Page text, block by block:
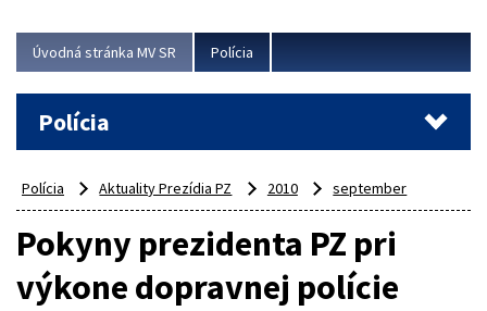
Úvodná stránka MV SR Polícia
Polícia
Polícia Aktuality Prezídia PZ 2010 september
Pokyny prezidenta PZ pri
výkone dopravnej polície